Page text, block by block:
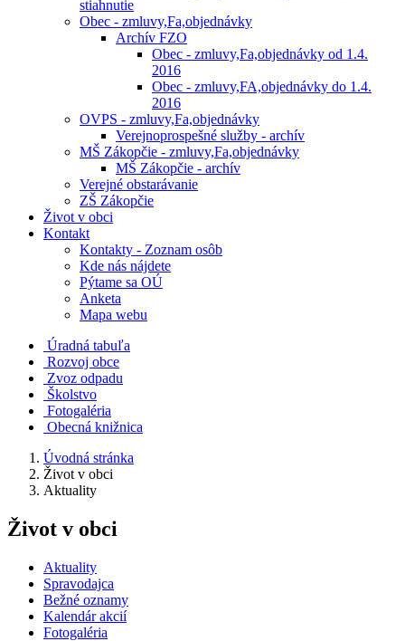
stiahnutie
Obec - zmluvy,Fa,objednávky
Archív FZO
Obec - zmluvy,Fa,objednávky od 1.4.
2016
Obec - zmluvy,FA,objednávky do 1.4.
2016
OVPS - zmluvy,Fa,objednávky
Verejnoprospešné služby - archív
MŠ Zákopčie - zmluvy,Fa,objednávky
MŠ Zákopčie - archív
Verejné obstarávanie
ZŠ Zákopčie
Život v obci
Kontakt
Kontakty - Zoznam osôb
Kde nás nájdete
Pýtame sa OÚ
Anketa
Mapa webu
Úradná tabuľa
Rozvoj obce
Zvoz odpadu
Školstvo
Fotogaléria
Obecná knižnica
Úvodná stránka
Život v obci
Aktuality
Život v obci
Aktuality
Spravodajca
Bežné oznamy
Kalendár akcií
Fotogaléria